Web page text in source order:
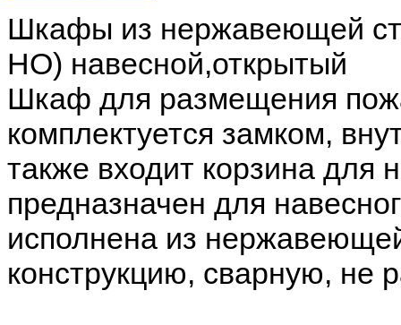
Шкафы из нержавеющей
НО) навесной,открытый
Шкаф для размещения
комплектуется замком,
также входит корзина для
предназначен для
исполнена из
конструкцию, сварную, не